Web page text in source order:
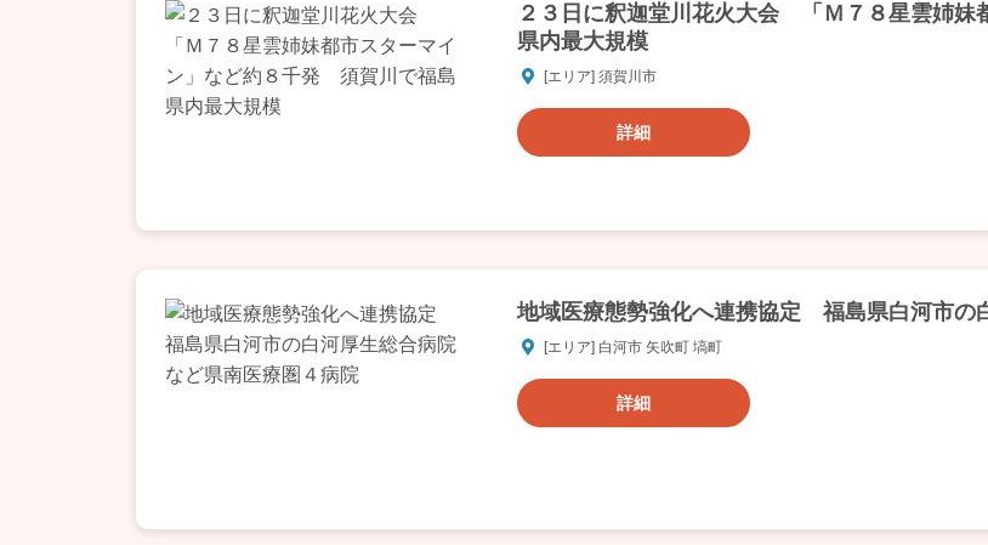
２３日に釈迦堂川花火大会 「Ｍ７８星雲姉
県内最大規模
[エリア] 須賀川市
詳細
地域医療態勢強化へ連携協定 福島県白河市の
[エリア] 白河市 矢吹町 塙町
詳細